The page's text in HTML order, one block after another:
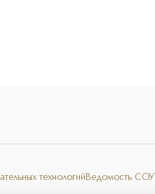
технологий Ведомость СОУТ